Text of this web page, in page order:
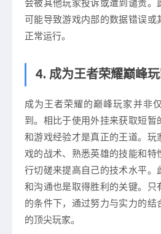
会被其他玩家投诉或遭到谴责。
可能导致游戏内部的数据错误或
正常运行。
4. 成为王者荣耀巅峰
成为王者荣耀的巅峰玩家并非
到。相比于使用外挂来获取短暂
和游戏经验才是真正的王道。玩
戏的战术、熟悉英雄的技能和特
行切磋来提高自己的技术水平。
和沟通也是取得胜利的关键。只
的条件下，通过努力与实力的结
的顶尖玩家。